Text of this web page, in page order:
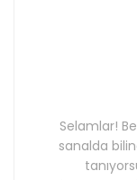
Selamlar!
sanalda